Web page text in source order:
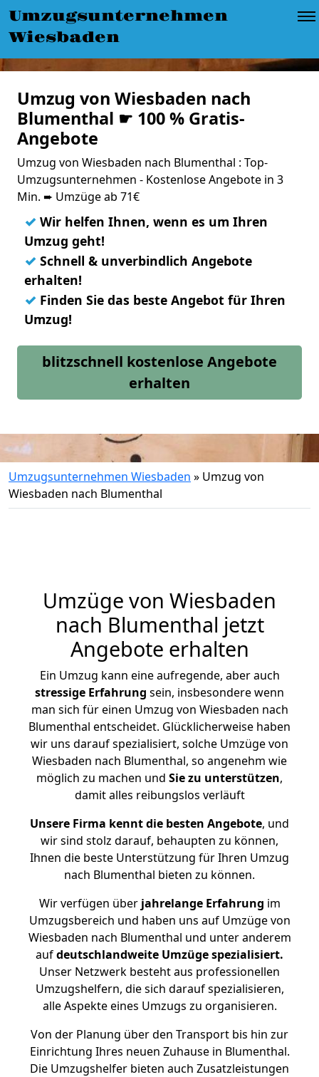
Umzugsunternehmen
Wiesbaden
Umzug von Wiesbaden nach
Blumenthal ☛ 100 % Gratis-
Angebote
Umzug von Wiesbaden nach Blumenthal : Top-
Umzugsunternehmen - Kostenlose Angebote in 3
Min. ➨ Umzüge ab 71€
✓ Wir helfen Ihnen, wenn es um Ihren
Umzug geht!
✓ Schnell & unverbindlich Angebote
erhalten!
✓ Finden Sie das beste Angebot für Ihren
Umzug!
blitzschnell kostenlose Angebote
erhalten
Umzugsunternehmen Wiesbaden » Umzug von
Wiesbaden nach Blumenthal
Umzüge von Wiesbaden
nach Blumenthal jetzt
Angebote erhalten
Ein Umzug kann eine aufregende, aber auch
stressige Erfahrung sein, insbesondere wenn
man sich für einen Umzug von Wiesbaden nach
Blumenthal entscheidet. Glücklicherweise haben
wir uns darauf spezialisiert, solche Umzüge von
Wiesbaden nach Blumenthal, so angenehm wie
möglich zu machen und Sie zu unterstützen,
damit alles reibungslos verläuft
Unsere Firma kennt die besten Angebote, und
wir sind stolz darauf, behaupten zu können,
Ihnen die beste Unterstützung für Ihren Umzug
nach Blumenthal bieten zu können.
Wir verfügen überjahrelange Erfahrung im
Umzugsbereich und haben uns auf Umzüge von
Wiesbaden nach Blumenthal und unter anderem
aufdeutschlandweite Umzüge spezialisiert.
Unser Netzwerk besteht aus professionellen
Umzugshelfern, die sich darauf spezialisieren,
alle Aspekte eines Umzugs zu organisieren.
Von der Planung über den Transport bis hin zur
Einrichtung Ihres neuen Zuhause in Blumenthal.
Die Umzugshelfer bieten auch Zusatzleistungen